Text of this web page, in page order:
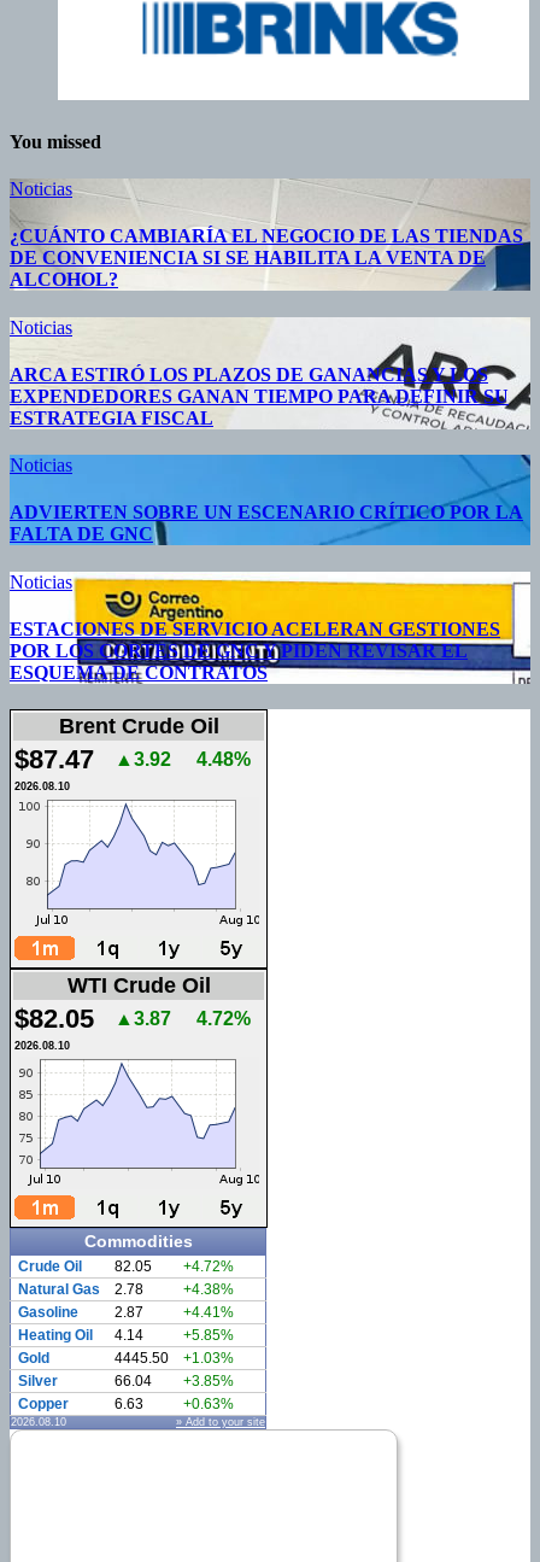
You missed
Noticias
¿CUÁNTO CAMBIARÍA EL NEGOCIO DE LAS TIENDAS
DE CONVENIENCIA SI SE HABILITA LA VENTA DE
ALCOHOL?
Noticias
ARCA ESTIRÓ LOS PLAZOS DE GANANCIAS Y LOS
EXPENDEDORES GANAN TIEMPO PARA DEFINIR SU
ESTRATEGIA FISCAL
Noticias
ADVIERTEN SOBRE UN ESCENARIO CRÍTICO POR LA
FALTA DE GNC
Noticias
ESTACIONES DE SERVICIO ACELERAN GESTIONES
POR LOS CORTES DE GNC Y PIDEN REVISAR EL
ESQUEMA DE CONTRATOS
Brent Crude Oil
$87.47 ▲3.92 4.48%
2026.08.10
WTI Crude Oil
$82.05 ▲3.87 4.72%
2026.08.10
Commodities
Crude Oil 82.05
+4.72%
Natural Gas
2.78
+4.38%
Gasoline
2.87
+4.41%
Heating Oil
4.14
+5.85%
Gold
4445.50
+1.03%
Silver
66.04
+3.85%
Copper
6.63 +0.63%
2026.08.10 » Add to your site